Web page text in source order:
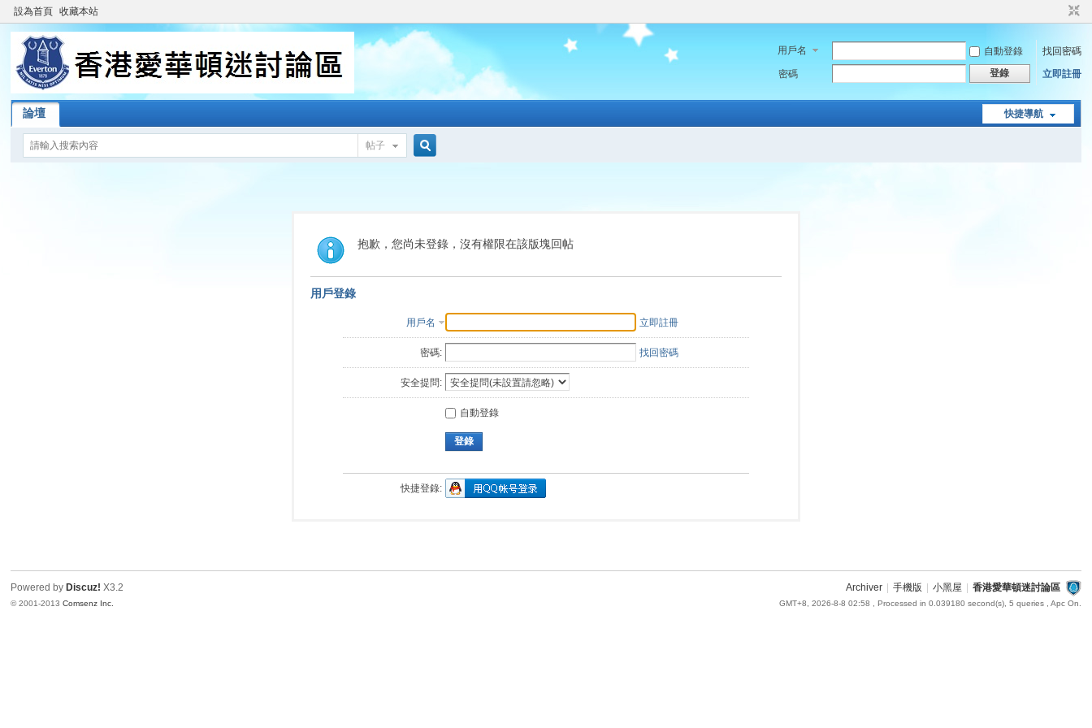
設為首頁 收藏本站
用戶名 自動登錄
找回密碼
密碼
登錄 立即註冊
快捷導航
論壇
帖子
索
抱歉，您尚未登錄，沒有權限在該版塊回帖
用戶登錄
用戶名 立即註冊
密碼: 找回密碼
安全提問:
自動登錄
登錄
快捷登錄:
Archiver 手機版 小黑屋 香港愛華頓迷討論區
GMT+8, 2026-8-8 02:58 , Processed in 0.039180 second(s), 5 queries , Apc On.
Powered by Discuz! X3.2
© 2001-2013Comsenz Inc.